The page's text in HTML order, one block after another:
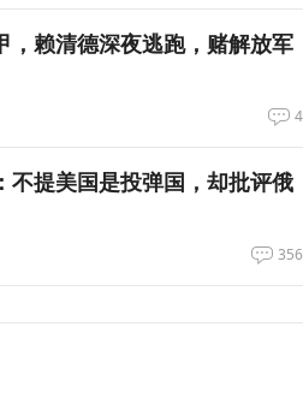
，赖清德深夜逃跑，赌解放军
4
不提美国是投弹国，却批评俄
356